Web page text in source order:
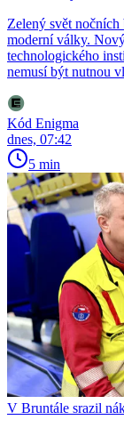
Zelený svět nočních
moderní války.
technologického
nemusí být nutnou
Kód Enigma
dnes, 07:42
5 min
V Bruntále srazil